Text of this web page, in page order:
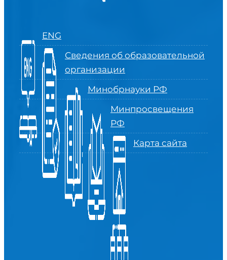
ENG
Сведения об образовательной
организации
Минобрнауки РФ
Минпросвещения
РФ
Карта сайта